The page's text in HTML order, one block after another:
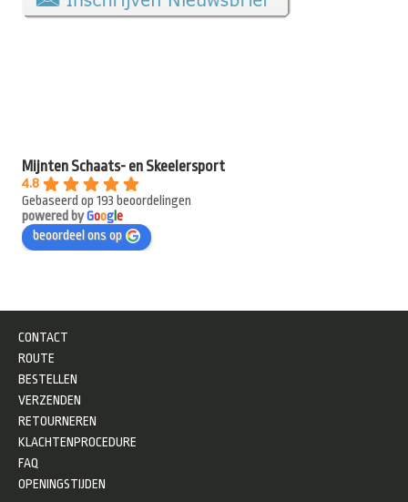
Mijnten Schaats- en Skeelersport
4.8
Gebaseerd op 193 beoordelingen
powered byGooge
beoordeel ons op
CONTACT
ROUTE
BESTELLEN
VERZENDEN
RETOURNEREN
KLACHTENPROCEDURE
FAQ
OPENINGSTIJDEN